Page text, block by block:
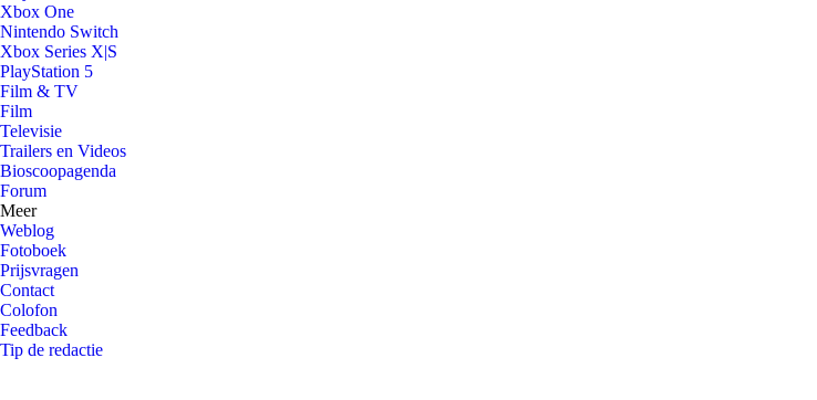
Xbox One
Nintendo Switch
Xbox Series X|S
PlayStation 5
Film & TV
Film
Televisie
Trailers en Videos
Bioscoopagenda
Forum
Meer
Weblog
Fotoboek
Prijsvragen
Contact
Colofon
Feedback
Tip de redactie